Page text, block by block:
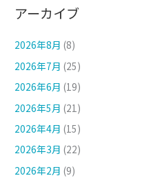
アーカイブ
2026年8月 (8)
2026年7月 (25)
2026年6月 (19)
2026年5月 (21)
2026年4月 (15)
2026年3月 (22)
2026年2月 (9)